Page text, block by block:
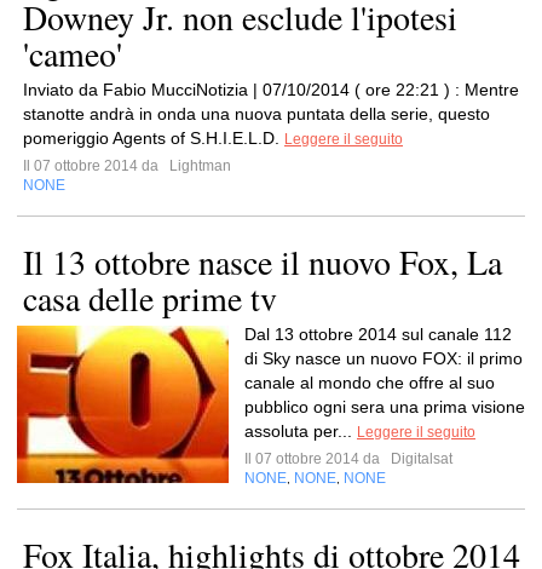
Downey Jr. non esclude l'ipotesi
'cameo'
Inviato da Fabio MucciNotizia | 07/10/2014 ( ore 22:21 ) : Mentre
stanotte andrà in onda una nuova puntata della serie, questo
pomeriggio Agents of S.H.I.E.L.D.
Leggere il seguito
Il 07 ottobre 2014 da
Lightman
NONE
Il 13 ottobre nasce il nuovo Fox, La
casa delle prime tv
Dal 13 ottobre 2014 sul canale 112
di Sky nasce un nuovo FOX: il primo
canale al mondo che offre al suo
pubblico ogni sera una prima visione
assoluta per...
Leggere il seguito
Il 07 ottobre 2014 da
Digitalsat
NONE NONE NONE
Fox Italia, highlights di ottobre 2014